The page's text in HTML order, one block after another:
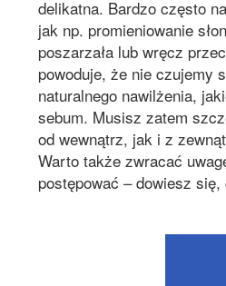
delikatna. Bardzo często
jak np. promieniowanie
poszarzała lub wręcz
powoduje, że nie czujemy
naturalnego nawilżenia,
sebum. Musisz zatem
od wewnątrz, jak i z
Warto także zwracać
postępować – dowiesz